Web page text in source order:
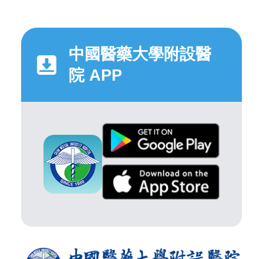
中國醫藥大學附設醫
院 APP